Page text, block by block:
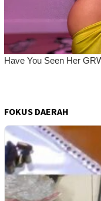
FOKUS DAERAH